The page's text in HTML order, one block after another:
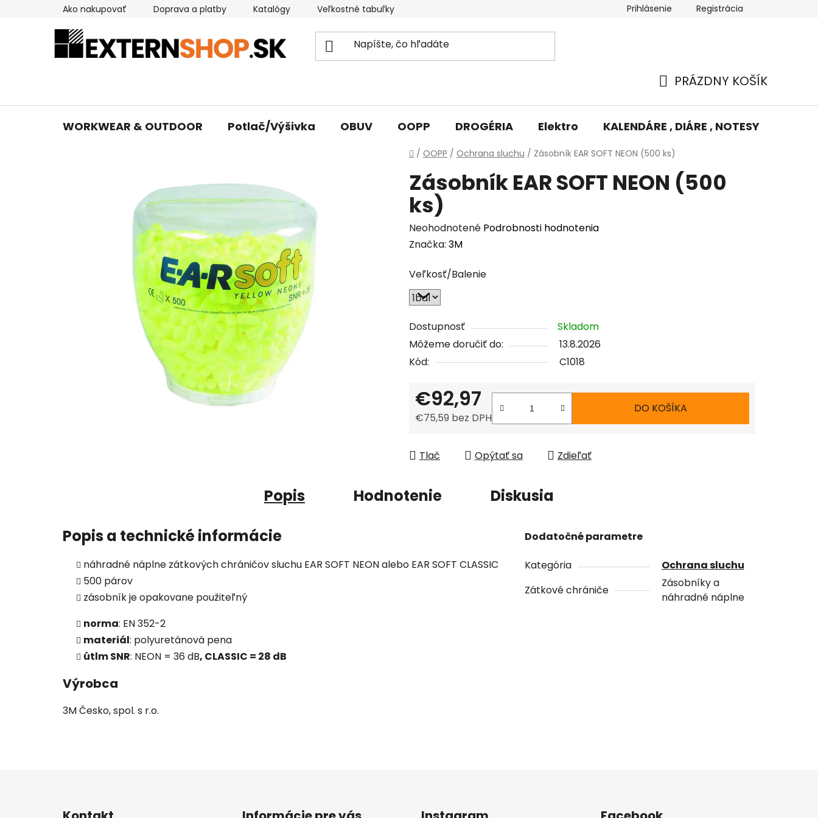
Ako nakupovať Doprava a platby Katalógy Veľkostné tabuľky Výmena tovaru Odstúpenie od
Prihlásenie Registrácia
KOŠÍK
PRÁZDNY KOŠÍK
WORKWEAR & OUTDOOR Potlač/Výšivka OBUV OOPP DROGÉRIA Elektro KALENDÁRE , DIÁRE , NOTESY
Domov
/ OOPP / Ochrana sluchu / Zásobník EAR SOFT NEON (500 ks)
Zásobník EAR SOFT NEON (500
ks)
Priemerné
hodnotenie
je
0,0
z
5
hviezdičiek.
Neohodnotené Podrobnosti hodnotenia
Značka: 3M
Veľkosť/Balenie
Dostupnosť
Skladom
Môžeme doručiť do:
13.8.2026
Kód:
C1018
€92,97
€75,59 bez DPH
DO KOŠÍKA
Tlač Opýtať sa Zdieľať
Popis Hodnotenie
Diskusia
Popis a technické informácie
náhradné náplne zátkových chráničov sluchu EAR SOFT NEON alebo EAR SOFT CLASSIC
500 párov
zásobník je opakovane použiteľný
norma: EN 352-2
materiál: polyuretánová pena
útlm SNR: NEON = 36 dB, CLASSIC = 28 dB
Výrobca
3M Česko, spol. s r.o.
Dodatočné parametre
Kategória
Ochrana sluchu
Zátkové chrániče
Zásobníky a
náhradné náplne